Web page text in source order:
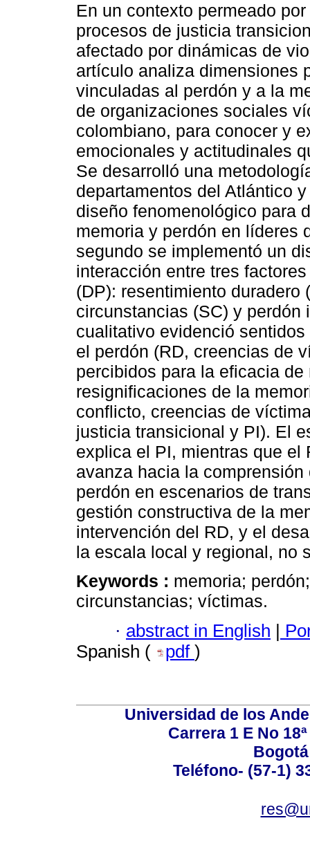
En un contexto permeado
procesos de justicia
afectado por dinámicas de
artículo analiza dimensiones
vinculadas al perdón y a la
de organizaciones sociales
colombiano, para conocer y
emocionales y actitudinales
Se desarrolló una
departamentos del Atlántico
diseño fenomenológico para
memoria y perdón en líderes
segundo se implementó un
interacción entre tres
(DP): resentimiento duradero
circunstancias (SC) y
cualitativo evidenció
el perdón (RD, creencias de
percibidos para la eficacia
resignificaciones de la
conflicto, creencias de
justicia transicional y PI). El
explica el PI, mientras que el
avanza hacia la
perdón en escenarios de
gestión constructiva de la
intervención del RD, y el
la escala local y regional, no
Keywords : memoria;
circunstancias; víctimas.
· abstract in English |
Spanish (
pdf )
Universidad de los
Carrera 1 E No
Teléfono- (57-1)